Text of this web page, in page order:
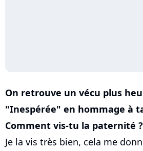
On retrouve un vécu plus
"Inespérée" en hommage à
Comment vis-tu la paternité ?
Je la vis très bien, cela me